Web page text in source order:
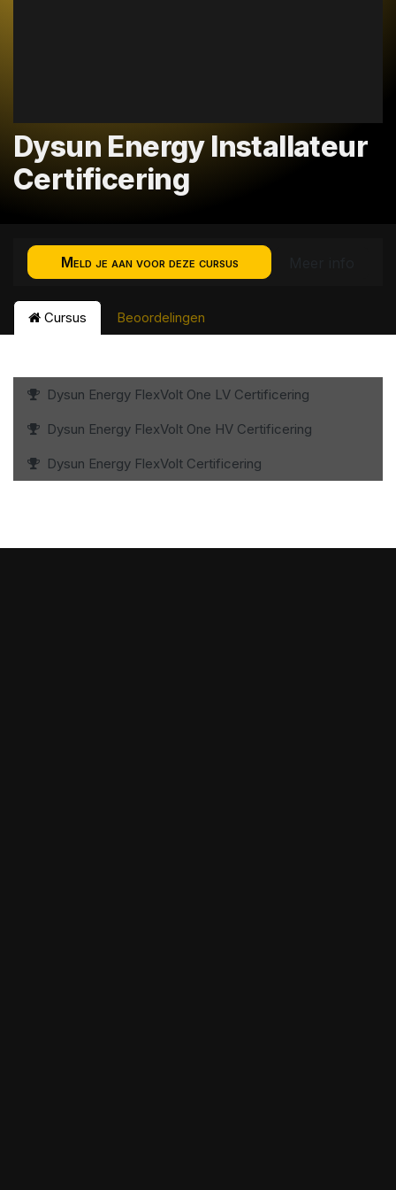
Dysun Energy Installateur
Certificering
Meld je aan voor deze cursus
Cursus Beoordelingen
Dysun Energy FlexVolt One LV Certificering
Dysun Energy FlexVolt One HV Certificering
Dysun Energy FlexVolt Certificering